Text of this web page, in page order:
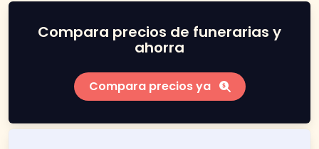
Compara precios de funerarias y
ahorra
Compara precios ya